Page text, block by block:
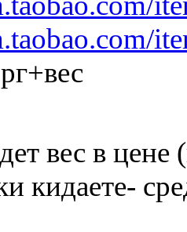
вес в
кидаете-